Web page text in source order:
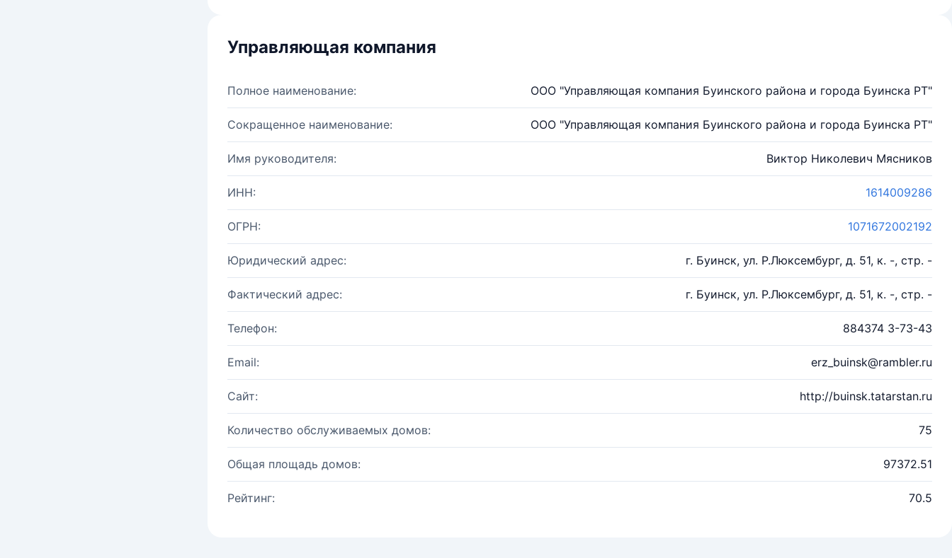
Управляющая компания
Полное наименование: ООО "Управляющая компания Буинского района и города Буинска РТ"
Сокращенное наименование: ООО "Управляющая компания Буинского района и города Буинска РТ"
Имя руководителя: Виктор Николевич Мясников
ИНН: 1614009286
ОГРН: 1071672002192
Юридический адрес: г. Буинск, ул. Р.Люксембург, д. 51, к. -, стр. -
Фактический адрес: г. Буинск, ул. Р.Люксембург, д. 51, к. -, стр. -
Телефон: 884374 3-73-43
Email: erz_buinsk@rambler.ru
Сайт: http://buinsk.tatarstan.ru
Количество обслуживаемых домов: 75
Общая площадь домов: 97372.51
Рейтинг: 70.5